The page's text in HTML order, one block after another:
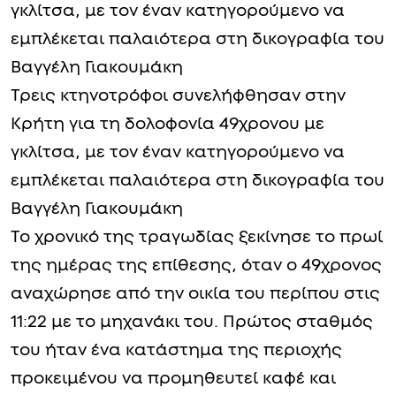
γκλίτσα, με τον έναν κατηγορούμενο να
εμπλέκεται παλαιότερα στη δικογραφία του
Βαγγέλη Γιακουμάκη
Τρεις κτηνοτρόφοι συνελήφθησαν στην
Κρήτη για τη δολοφονία 49χρονου με
γκλίτσα, με τον έναν κατηγορούμενο να
εμπλέκεται παλαιότερα στη δικογραφία του
Βαγγέλη Γιακουμάκη
Το χρονικό της τραγωδίας ξεκίνησε το πρωί
της ημέρας της επίθεσης, όταν ο 49χρονος
αναχώρησε από την οικία του περίπου στις
11:22 με το μηχανάκι του. Πρώτος σταθμός
του ήταν ένα κατάστημα της περιοχής
προκειμένου να προμηθευτεί καφέ και